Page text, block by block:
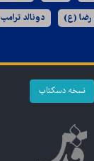
رضا (ع) دونالد ترامپ
نسخه دسکتاپ